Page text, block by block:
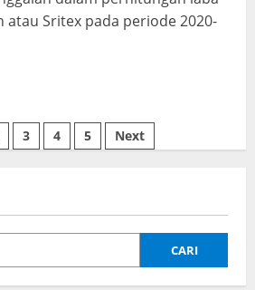
atau Sritex pada periode 2020-
3 4 5 Next
CARI